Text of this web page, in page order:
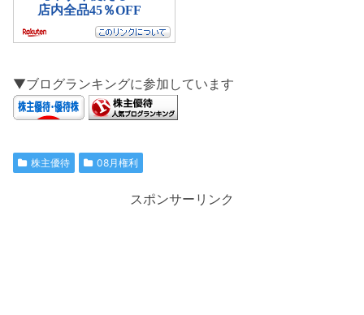
▼ブログランキングに参加しています
株主優待 08月権利
スポンサーリンク